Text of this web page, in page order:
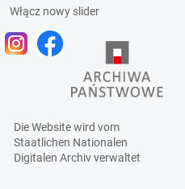
Włącz nowy slider
Die Website wird vom
Staatlichen Nationalen
Digitalen Archivverwaltet